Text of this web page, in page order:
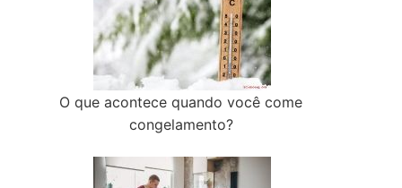
O que acontece quando você come
congelamento?